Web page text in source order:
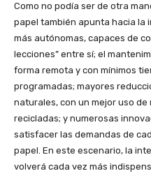
Como no podía ser de otra
papel también apunta hacia la
más autónomas, capaces de
lecciones” entre sí; el
forma remota y con mínimos
programadas; mayores
naturales, con un mejor uso
recicladas; y numerosas
satisfacer las demandas de
papel. En este escenario, la
volverá cada vez más